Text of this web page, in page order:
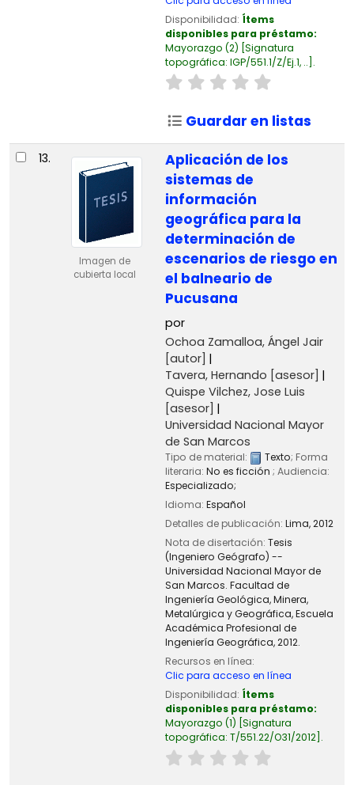
Disponibilidad: Ítems
disponibles para préstamo:
Mayorazgo (2) Signatura
topográfica: IGP/551.1/Z/Ej.1, .. .
Guardar en listas
13.
Imagen de
cubierta local
Aplicación de los
sistemas de
información
geográfica para la
determinación de
escenarios de riesgo en
el balneario de
Pucusana
por
Ochoa Zamalloa, Ángel Jair
[autor]
Tavera, Hernando [asesor]
Quispe Vilchez, Jose Luis
[asesor]
Universidad Nacional Mayor
de San Marcos
Tipo de material: Texto; Forma
literaria: No es ficción ; Audiencia:
Especializado;
Idioma: Español
Detalles de publicación: Lima,2012
Nota de disertación: Tesis
(Ingeniero Geógrafo) --
Universidad Nacional Mayor de
San Marcos. Facultad de
Ingeniería Geológica, Minera,
Metalúrgica y Geográfica, Escuela
Académica Profesional de
Ingeniería Geográfica, 2012.
Recursos en línea:
Clic para acceso en línea
Disponibilidad: Ítems
disponibles para préstamo:
Mayorazgo (1) Signatura
topográfica: T/551.22/O31/2012 .